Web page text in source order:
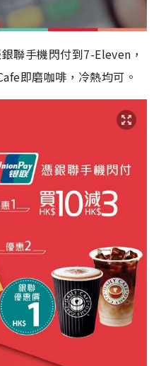
聯手機閃付到7-Eleven，
即磨咖啡，冷熱均可。